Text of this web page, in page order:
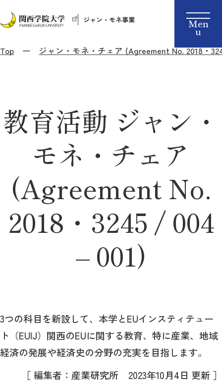
ジャン・モネ事業
Top ジャン・モネ・チェア (Agreement No. 2018・
教育活動 ジャン・
モネ・チェア
(Agreement No.
2018・3245 / 004
– 001)
3つの科目を新設して、本学とEUインスティテュー
ト（EUIJ）関西のEUに関する教育、特に産業、地域
経済の発展や経済史の分野の充実を目指します。
［ 編集者：産業研究所 2023年10月4日 更新 ］